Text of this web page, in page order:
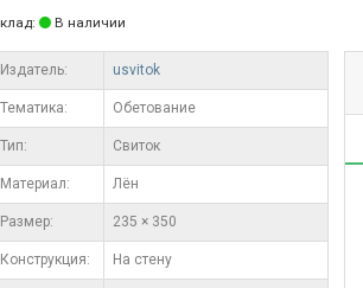
В наличии
Издатель: usvitok
Тематика: Обетование
Тип: Свиток
Материал: Лён
Размер: 235 × 350
Конструкция: На стену